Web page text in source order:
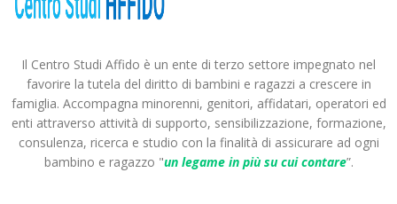
Il Centro Studi Affido è un ente di terzo settore impegnato nel
favorire la tutela del diritto di bambini e ragazzi a crescere in
famiglia. Accompagna minorenni, genitori, affidatari, operatori ed
enti attraverso attività di supporto, sensibilizzazione, formazione,
consulenza, ricerca e studio con la finalità di assicurare ad ogni
bambino e ragazzo "un legame in più su cui contare”.